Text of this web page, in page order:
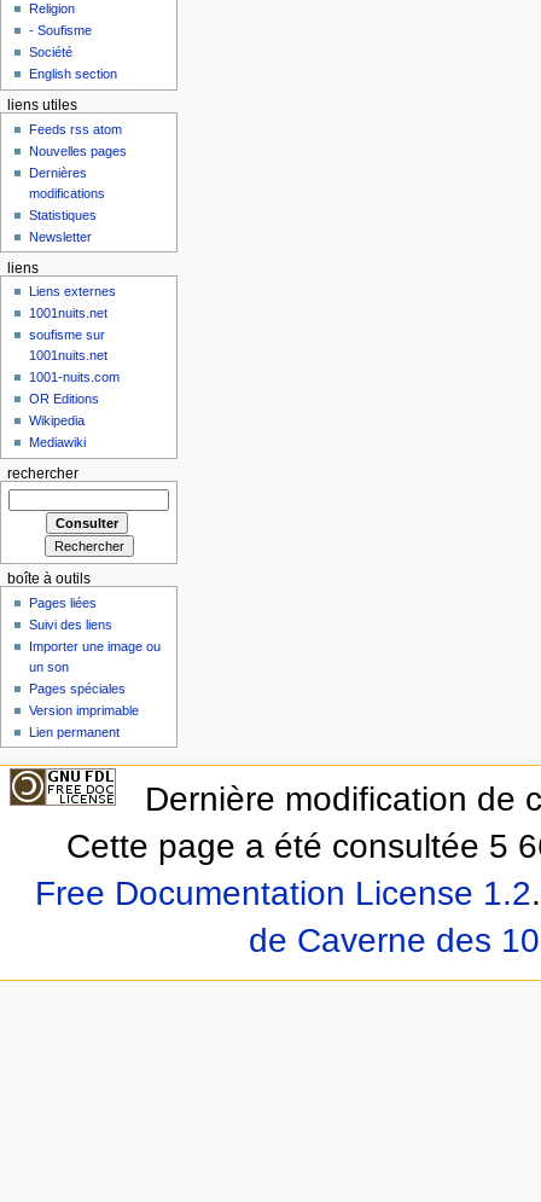
Religion
- Soufisme
Société
English section
liens utiles
Feeds rss atom
Nouvelles pages
Dernières
modifications
Statistiques
Newsletter
liens
Liens externes
1001nuits.net
soufisme sur
1001nuits.net
1001-nuits.com
OR Editions
Wikipedia
Mediawiki
rechercher
boîte à outils
Pages liées
Suivi des liens
Importer une image ou
un son
Pages spéciales
Version imprimable
Lien permanent
Dernière modification de
Cette page a été consultée 5
Free Documentation License 1.2.
de Caverne des